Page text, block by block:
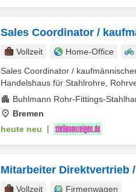
Sales Coordinator /
Vollzeit Home-Office
Sales Coordinator /
Handelshaus für Stahlrohre,
Buhlmann Rohr-Fittings-
Bremen
heute neu
Mitarbeiter Direktvertrieb
Vollzeit
Firmenwagen